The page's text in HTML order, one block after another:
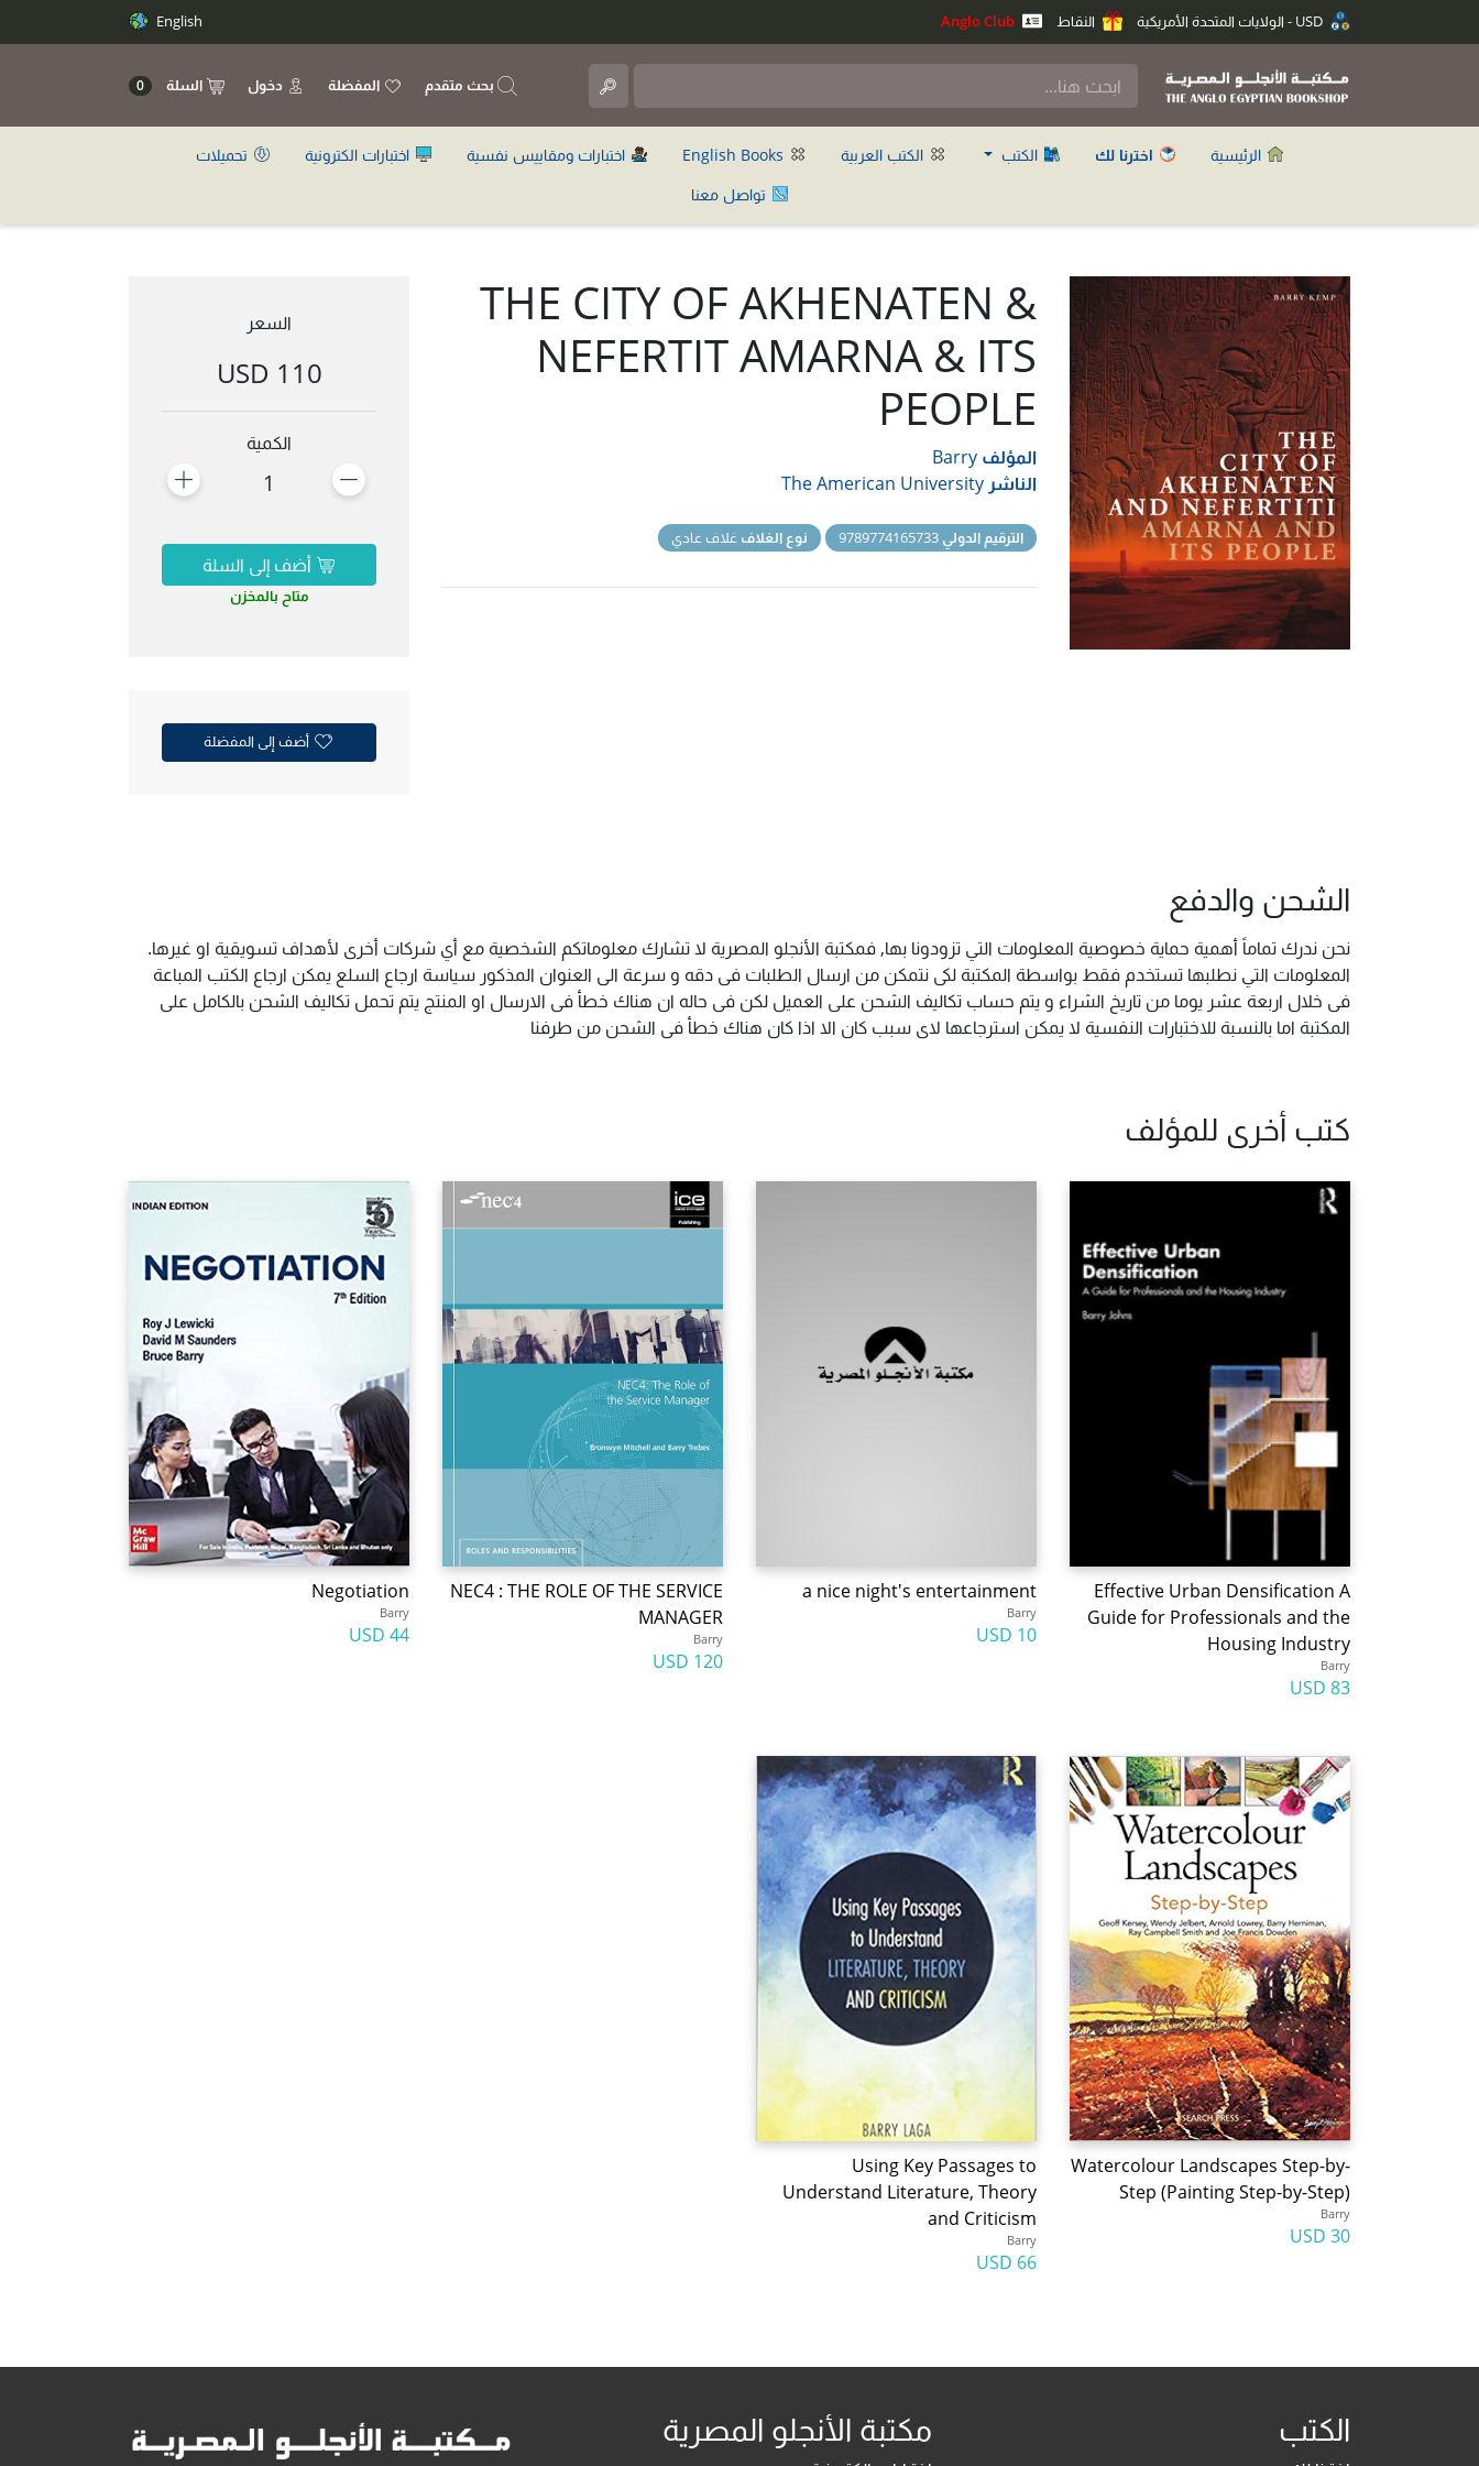
النقاط English
بحث متقدم المفضلة دخول السلة 0
الرئيسية اخترنا لك الكتب الكتب العربية اختبارات ومقاييس نفسية اختبارات الكترونية
تحميلات
تواصل معنا
THE CITY OF AKHENATEN &
NEFERTIT AMARNA & ITS
PEOPLE
المؤلف Barry
الناشر The American University
الترقيم الدولي نوع الغلاف غلاف عادي
السعر
110 USD
الكمية
1
أضف إلى السلة
متاح بالمخزن
أضف إلى المفضلة
الشحن والدفع
نحن ندرك تماماً أهمية حماية خصوصية المعلومات التي تزودونا بها, فمكتبة الأنجلو المصرية لا تشارك معلوماتكم الشخصية مع أي شركات أخرى لأهداف تسويقية او غيرها.
المعلومات التي نطلبها تستخدم فقط بواسطة المكتبة لكى نتمكن من ارسال الطلبات فى دقه و سرعة الى العنوان المذكور سياسة ارجاع السلع يمكن ارجاع الكتب المباعة
فى خلال اربعة عشر يوما من تاريخ الشراء و يتم حساب تكاليف الشحن على العميل لكن فى حاله ان هناك خطأ فى الارسال او المنتج يتم تحمل تكاليف الشحن بالكامل على
المكتبة اما بالنسبة للاختبارات النفسية لا يمكن استرجاعها لاى سبب كان الا اذا كان هناك خطأ فى الشحن من طرفنا
كتب أخرى للمؤلف
Effective Urban Densification A
Guide for Professionals and the
Housing Industry
Barry
83 USD
a nice night's entertainment
Barry
10 USD
NEC4 : THE ROLE OF THE SERVICE
MANAGER
Barry
120 USD
Negotiation
Barry
44 USD
Watercolour Landscapes Step-by-
Step (Painting Step-by-Step)
Barry
30 USD
Using Key Passages to
Understand Literature, Theory
and Criticism
Barry
66 USD
الكتب مكتبة الأنجلو المصرية